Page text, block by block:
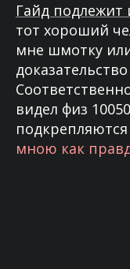
Гайд
тот хороший
мне шмотку
видел физ
мною как